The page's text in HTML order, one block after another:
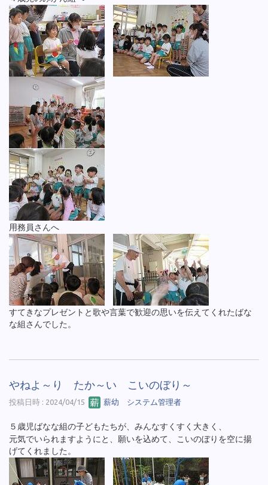
用務員さんへ
すてきなプレゼントと歌や言葉で歓迎の思いを伝えてくれたばな
な組さんでした。
やねよ～り たか～い こいのぼり～
投稿日時 : 2024/04/15 薪幼 システム管理者
５歳児ばなな組の子どもたちが、みんなすくすく大きく、
元気でいられますようにと、願いを込めて、こいのぼりを空に揚
げてくれました。